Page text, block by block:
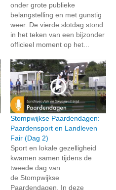
onder grote publieke
belangstelling en met gunstig
weer. De vierde slotdag stond
in het teken van een bijzonder
officieel moment op het...
Stompwijkse Paardendagen:
Paardensport en Landleven
Fair (Dag 2)
Sport en lokale gezelligheid
kwamen samen tijdens de
tweede dag van
de Stompwijkse
Paardendagen. In deze